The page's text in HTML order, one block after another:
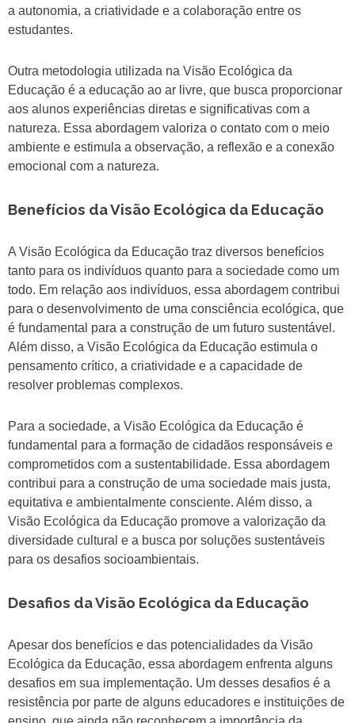
a autonomia, a criatividade e a colaboração entre os
estudantes.
Outra metodologia utilizada na Visão Ecológica da
Educação é a educação ao ar livre, que busca proporcionar
aos alunos experiências diretas e significativas com a
natureza. Essa abordagem valoriza o contato com o meio
ambiente e estimula a observação, a reflexão e a conexão
emocional com a natureza.
Benefícios da Visão Ecológica da Educação
A Visão Ecológica da Educação traz diversos benefícios
tanto para os indivíduos quanto para a sociedade como um
todo. Em relação aos indivíduos, essa abordagem contribui
para o desenvolvimento de uma consciência ecológica, que
é fundamental para a construção de um futuro sustentável.
Além disso, a Visão Ecológica da Educação estimula o
pensamento crítico, a criatividade e a capacidade de
resolver problemas complexos.
Para a sociedade, a Visão Ecológica da Educação é
fundamental para a formação de cidadãos responsáveis e
comprometidos com a sustentabilidade. Essa abordagem
contribui para a construção de uma sociedade mais justa,
equitativa e ambientalmente consciente. Além disso, a
Visão Ecológica da Educação promove a valorização da
diversidade cultural e a busca por soluções sustentáveis
para os desafios socioambientais.
Desafios da Visão Ecológica da Educação
Apesar dos benefícios e das potencialidades da Visão
Ecológica da Educação, essa abordagem enfrenta alguns
desafios em sua implementação. Um desses desafios é a
resistência por parte de alguns educadores e instituições de